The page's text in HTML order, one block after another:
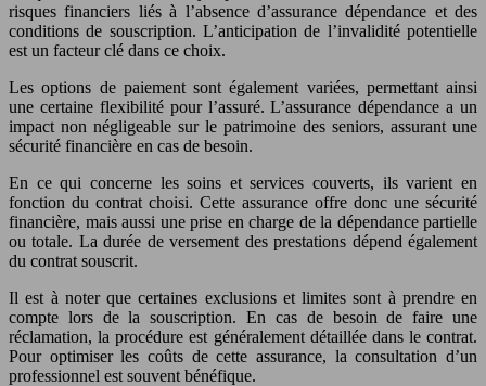
risques financiers liés à l’absence d’assurance dépendance et des
conditions de souscription. L’anticipation de l’invalidité potentielle
est un facteur clé dans ce choix.
Les options de paiement sont également variées, permettant ainsi
une certaine flexibilité pour l’assuré. L’assurance dépendance a un
impact non négligeable sur le patrimoine des seniors, assurant une
sécurité financière en cas de besoin.
En ce qui concerne les soins et services couverts, ils varient en
fonction du contrat choisi. Cette assurance offre donc une sécurité
financière, mais aussi une prise en charge de la dépendance partielle
ou totale. La durée de versement des prestations dépend également
du contrat souscrit.
Il est à noter que certaines exclusions et limites sont à prendre en
compte lors de la souscription. En cas de besoin de faire une
réclamation, la procédure est généralement détaillée dans le contrat.
Pour optimiser les coûts de cette assurance, la consultation d’un
professionnel est souvent bénéfique.